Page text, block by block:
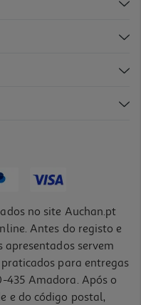
no site Auchan.pt
Antes do registo e
servem
para entregas
435 Amadora. Após o
e do código postal,